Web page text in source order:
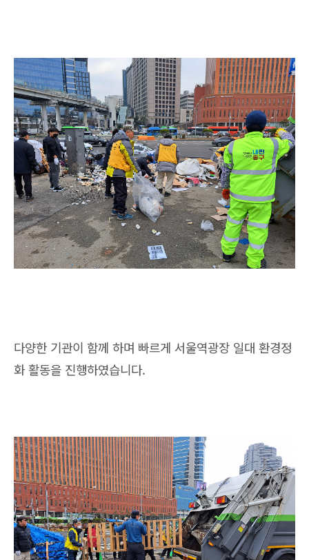
다양한 기관이 함께 하며 빠르게 서울역광장 일대 환경정
화 활동을 진행하였습니다.